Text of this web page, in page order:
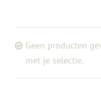
Geen producten
met je selectie.